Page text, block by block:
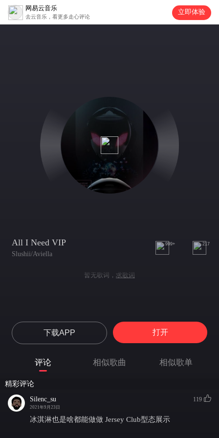
网易云音乐
去云音乐，看更多走心评论
立即体验
All I Need VIP
Slushii/Aviella
999+ 217
暂无歌词， 求歌词
下载APP 打开
评论 相似歌曲 相似歌单
精彩评论
Silenc_su
2021年9月23日
119
冰淇淋也是啥都能做做 Jersey Club型态展示